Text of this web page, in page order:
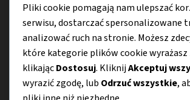
Smart home
Porady
Pliki cookie pomagają nam ulepszać
serwisu, dostarczać spersonalizowane
analizować ruch na stronie. Możesz
które kategorie plików cookie wyrażasz
klikającDostosuj. KliknijAkceptuj
wyrazić zgodę, lub Odrzuć wszystkie,